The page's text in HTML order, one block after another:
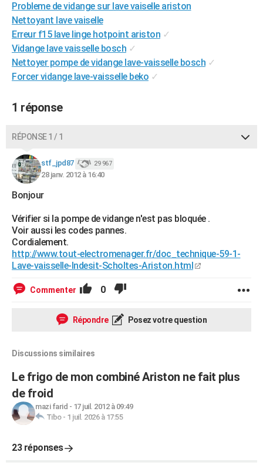
Alimentation
Guide de la santé
Maladies
Médicaments
Sommeil
VOYAGE
Destinations
City break
Voyage nature
Voyage de noces
Forum
Climat
+PHOTO
GUIDES D'ACHAT
CARTE DE VOEUX
Carte de Noël
Carte Bonne année
Carte Saint-Valentin
Carte Pâques
Carte d'anniversaire
DICTIONNAIRE
Dictionnaire
Biographies
Citations
Expressions
Proverbes
PROGRAMME TV
COPAINS D'AVANT
FORUM
Bricolage
Lifestyle
Culture
Sport
Auto
Television
Voyage
Cinema
Probleme de vidange sur lave vaiselle ariston
Nettoyant lave vaiselle
Erreur f15 lave linge hotpoint ariston ✓
Vidange lave vaisselle bosch ✓
Nettoyer pompe de vidange lave-vaisselle bosch ✓
Forcer vidange lave-vaisselle beko ✓
1 réponse
RÉPONSE 1 / 1
stf_jpd87 29 967
28 janv. 2012 à 16:40
Bonjour
Vérifier si la pompe de vidange n'est pas bloquée .
Voir aussi les codes pannes.
Cordialement.
http://www.tout-electromenager.fr/doc_technique-59-1-
Lave-vaisselle-Indesit-Scholtes-Ariston.html
Commenter 0
Répondre Posez votre question
Discussions similaires
Le frigo de mon combiné Ariston ne fait plus
de froid
mazi farid - 17 juil. 2012 à 09:49
Tibo- 1 juil. 2026 à 17:55
23 réponses